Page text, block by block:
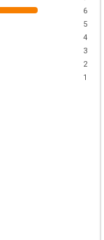
6
5
4
3
2
1